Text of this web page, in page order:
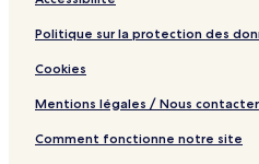
Politique sur la protection des
Cookies
Mentions légales / Nous contacter
Comment fonctionne notre site